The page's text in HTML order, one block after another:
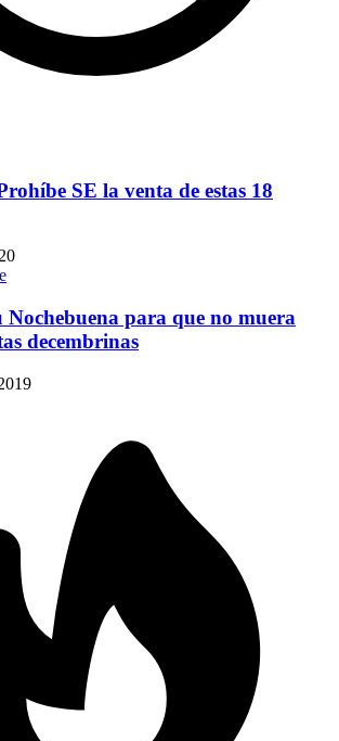
SE la venta de estas 18
para que no muera
decembrinas